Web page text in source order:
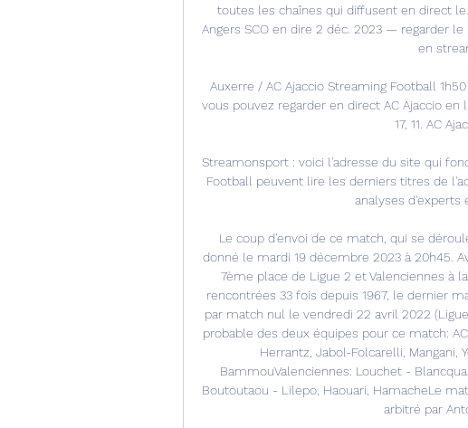
toutes les chaînes qui diffusent en direct
Angers SCO en dire 2 déc. 2023 — regarder
en
Auxerre / AC Ajaccio Streaming Football
vous pouvez regarder en direct AC Ajaccio en
17, 11. AC
Streamonsport : voici l'adresse du site qui
Football peuvent lire les derniers titres de
analyses d'experts
Le coup d'envoi de ce match, qui se
donné le mardi 19 décembre 2023 à 20h45.
7ème place de Ligue 2 et Valenciennes à
rencontrées 33 fois depuis 1967, le dernier
par match nul le vendredi 22 avril 2022
probable des deux équipes pour ce match:
Herrantz, Jabol-Folcarelli, Mangani,
BammouValenciennes: Louchet -
Boutoutaou - Lilepo, Haouari, HamacheLe
arbitré par